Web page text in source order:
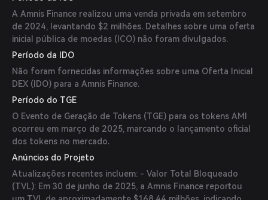
A Amnis Finance realizou uma venda privada em setembro
de 2024, levantando $2 milhões. Detalhes sobre uma oferta
inicial pública de moedas (ICO) não foram divulgados.
Período da IDO
Não foram fornecidas informações sobre uma Oferta Inicial
DEX (IDO) para a Amnis Finance.
Período do TGE
O Evento de Geração de Tokens (TGE) para os tokens AMI
ocorreu em março de 2025, marcando o lançamento oficial
dos tokens no mercado.
Anúncios do Projeto
Atualizações recentes incluem: - Valor Total Bloqueado
(TVL): Em 30 de junho de 2025, a Amnis Finance reportou